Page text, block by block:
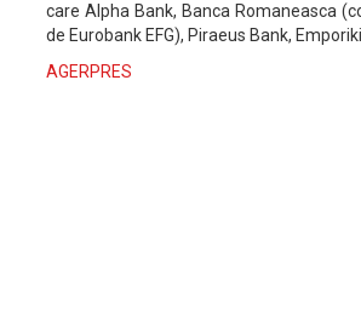
care Alpha Bank, Banca Romaneasca
de Eurobank EFG), Piraeus Bank,
AGERPRES